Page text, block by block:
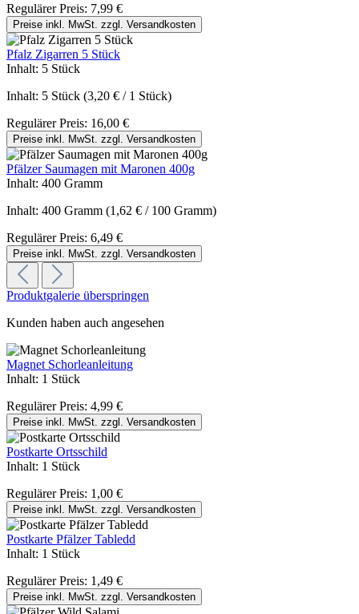
Regulärer Preis: 7,99 €
Preise inkl. MwSt. zzgl. Versandkosten
Pfalz Zigarren 5 Stück
Inhalt: 5 Stück
Inhalt: 5 Stück (3,20 € / 1 Stück)
Regulärer Preis: 16,00 €
Preise inkl. MwSt. zzgl. Versandkosten
Pfälzer Saumagen mit Maronen 400g
Inhalt: 400 Gramm
Inhalt: 400 Gramm (1,62 € / 100 Gramm)
Regulärer Preis: 6,49 €
Preise inkl. MwSt. zzgl. Versandkosten
Produktgalerie überspringen
Kunden haben auch angesehen
Magnet Schorleanleitung
Inhalt: 1 Stück
Regulärer Preis: 4,99 €
Preise inkl. MwSt. zzgl. Versandkosten
Postkarte Ortsschild
Inhalt: 1 Stück
Regulärer Preis: 1,00 €
Preise inkl. MwSt. zzgl. Versandkosten
Postkarte Pfälzer Tabledd
Inhalt: 1 Stück
Regulärer Preis: 1,49 €
Preise inkl. MwSt. zzgl. Versandkosten